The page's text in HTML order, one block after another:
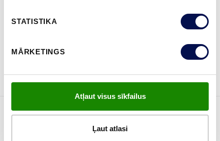
STATISTIKA
MĀRKETINGS
Atļaut visus sīkfailus
Ļaut atlasi
ĪPAŠĪBAS